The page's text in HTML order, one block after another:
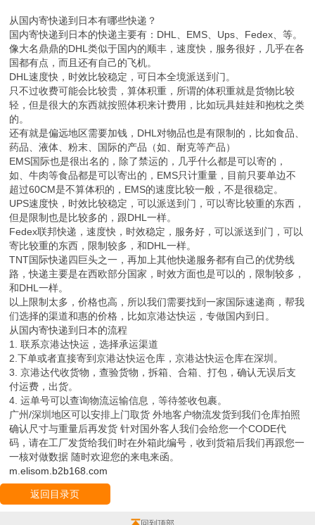
从国内寄快递到日本有哪些快递？
国内寄快递到日本的快递主要有：DHL、EMS、Ups、Fedex、等。
像大名鼎鼎的DHL类似于国内的顺丰，速度快，服务很好，几乎在各
国都有点，而且还有自己的飞机。
DHL速度快，时效比较稳定，可日本全境派送到门。
只不过收费可能会比较贵，算体积重，所谓的体积重就是货物比较
轻，但是很大的东西就按照体积来计费用，比如玩具娃娃和抱枕之类
的。
还有就是偏远地区需要加钱，DHL对物品也是有限制的，比如食品、
药品、液体、粉末、国际的产品（如、耐克等产品）
EMS国际也是很出名的，除了禁运的，几乎什么都是可以寄的，
如、牛肉等食品都是可以寄出的，EMS只计重量，目前只要单边不
超过60CM是不算体积的，EMS的速度比较一般，不是很稳定。
UPS速度快，时效比较稳定，可以派送到门，可以寄比较重的东西，
但是限制也是比较多的，跟DHL一样。
Fedex联邦快递，速度快，时效稳定，服务好，可以派送到门，可以
寄比较重的东西，限制较多，和DHL一样。
TNT国际快递四巨头之一，再加上其他快递服务都有自己的优势线
路，快递主要是在西欧部分国家，时效方面也是可以的，限制较多，
和DHL一样。
以上限制太多，价格也高，所以我们需要找到一家国际速递商，帮我
们选择的渠道和惠的价格，比如京港达快运，专做国内到日。
从国内寄快递到日本的流程
1. 联系京港达快运，选择承运渠道
2.下单或者直接寄到京港达快运仓库，京港达快运仓库在深圳。
3. 京港达代收货物，查验货物，拆箱、合箱、打包，确认无误后支
付运费，出货。
4. 运单号可以查询物流运输信息，等待签收包裹。
广州/深圳地区可以安排上门取货 外地客户物流发货到我们仓库拍照
确认尺寸与重量后再发货 针对国外客人我们会给您一个CODE代
码，请在工厂发货给我们时在外箱此编号，收到货箱后我们再跟您一
一核对做数据 随时欢迎您的来电来函。
m.elisom.b2b168.com
返回目录页